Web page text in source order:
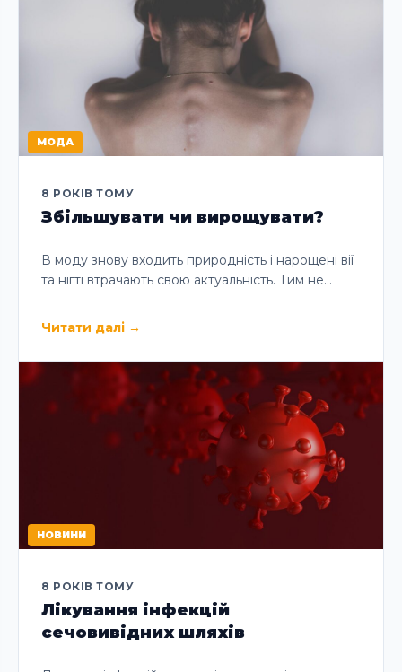
МОДА
8 РОКІВ ТОМУ
Збільшувати чи вирощувати?
В моду знову входить природність і нарощені вії
та нігті втрачають свою актуальність. Тим не…
Читати далі →
НОВИНИ
8 РОКІВ ТОМУ
Лікування інфекцій
сечовивідних шляхів